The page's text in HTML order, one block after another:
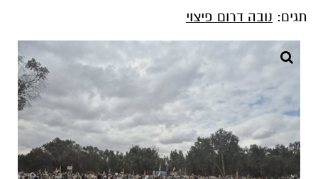
תגים: נובה דרום פיצוי